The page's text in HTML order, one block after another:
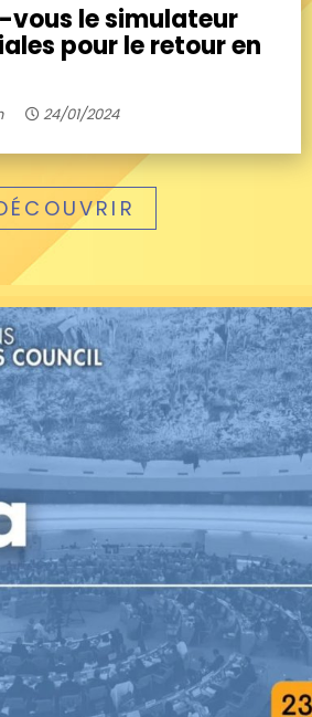
vous le simulateur
pour le retour en
24/01/2024